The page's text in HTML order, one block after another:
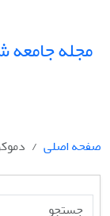
مجله جامعه
صفحه اصلی